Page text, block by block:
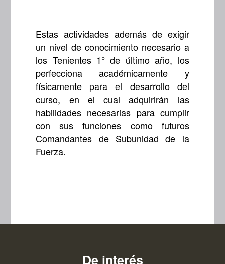
Estas actividades además de exigir
un nivel de conocimiento necesario a
los Tenientes 1° de último año, los
perfecciona académicamente y
físicamente para el desarrollo del
curso, en el cual adquirirán las
habilidades necesarias para cumplir
con sus funciones como futuros
Comandantes de Subunidad de la
Fuerza.
De interés